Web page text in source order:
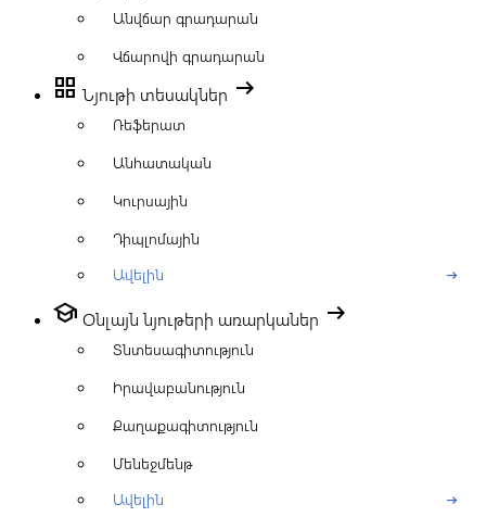
Անվճար գրադարան
Վճարովի գրադարան
grid_view Նյութի տեսակներ arrow_right_alt
Ռեֆերատ
Անհատական
Կուրսային
Դիպլոմային
Ավելին
arrow_right_alt
school Օնլայն նյութերի առարկաներ arrow_right_alt
Տնտեսագիտություն
Իրավաբանություն
Քաղաքագիտություն
Մենեջմենթ
Ավելին
arrow_right_alt